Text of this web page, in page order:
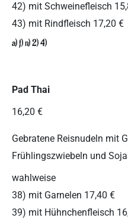
42) mit Schweinefleisch
43) mit Rindfleisch 17,20 €
a) f) n) 2) 4)
Pad Thai
16,20 €
Gebratene Reisnudeln mit
Frühlingszwiebeln und
wahlweise
38) mit Garnelen 17,40 €
39) mit Hühnchenfleisch